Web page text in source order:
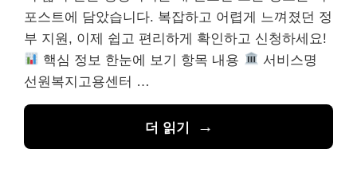
포스트에 담았습니다. 복잡하고 어렵게 느껴졌던 정
부 지원, 이제 쉽고 편리하게 확인하고 신청하세요!
핵심 정보 한눈에 보기 항목 내용
서비스명
선원복지고용센터 …
더 읽기